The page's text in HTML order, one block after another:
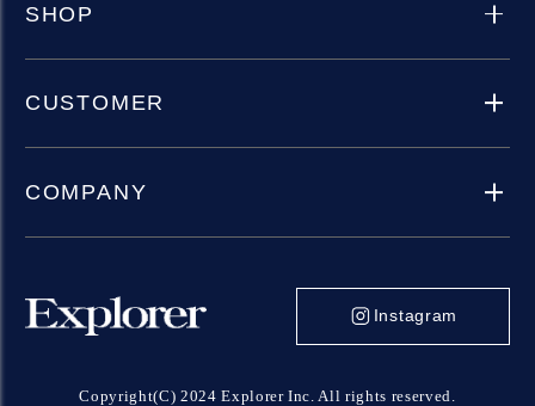
SHOP
CUSTOMER
COMPANY
Instagram
Copyright(C) 2024 Explorer Inc. All rights reserved.